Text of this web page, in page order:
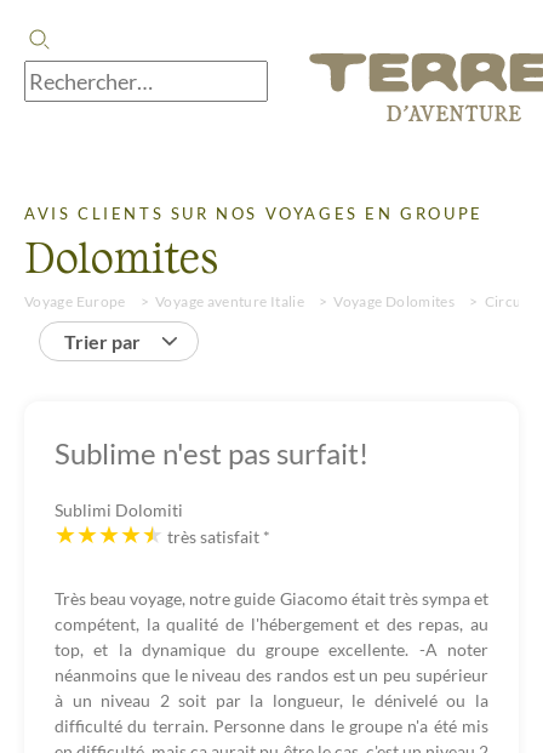
AVIS CLIENTS SUR NOS VOYAGES EN GROUPE
Dolomites
Voyage Europe Voyage aventure Italie Voyage Dolomites Circuit
Trier par
Sublime n'est pas surfait!
Sublimi Dolomiti
très satisfait *
Très beau voyage, notre guide Giacomo était très sympa et
compétent, la qualité de l'hébergement et des repas, au
top, et la dynamique du groupe excellente. -A noter
néanmoins que le niveau des randos est un peu supérieur
à un niveau 2 soit par la longueur, le dénivelé ou la
difficulté du terrain. Personne dans le groupe n'a été mis